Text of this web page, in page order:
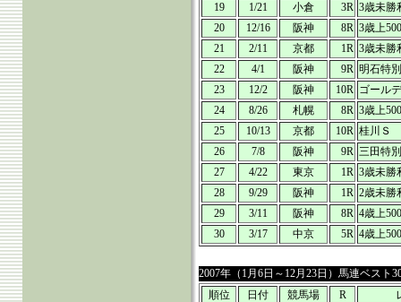
19
1/21 小倉 3R 3歳未勝
20
12/16 阪神 8R 3歳上
21
2/11 京都 1R 3歳未勝
22
4/1 阪神 9R 明石特別
23
12/2 阪神 10R ゴール
24
8/26 札幌 8R 3歳上
25
10/13 京都 10R 桂川Ｓ
26
7/8 阪神 9R 三田特別
27
4/22 東京 1R 3歳未勝
28
9/29 阪神 1R 2歳未勝
29
3/11 阪神 8R 4歳上
30
3/17 中京 5R 4歳上
2007年（1月6日～12月23日）馬連ベスト
順位
日付 競馬場 R